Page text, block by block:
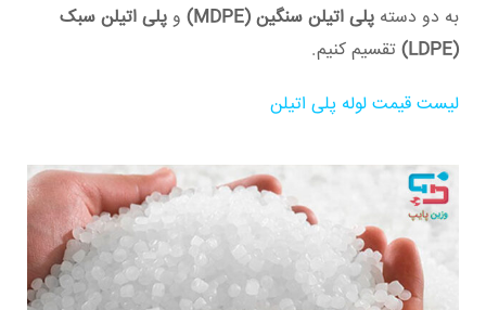
به دو دسته پلی اتیلن سنگین (MDPE) و پلی اتیلن سبک
(LDPE)
تقسیم کنیم.
لیست قیمت لوله پلی اتیلن